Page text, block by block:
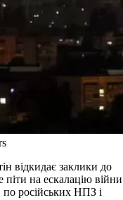
відкидає заклики до
на ескалацію
по російських НПЗ і